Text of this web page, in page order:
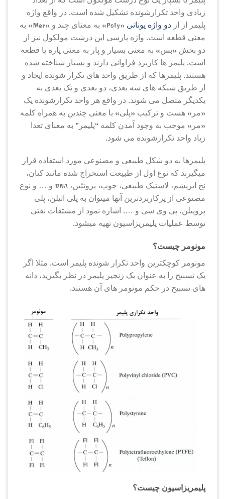
زیادی واحد تکرارشونده تشکیل شده است. در واقع واژه
پلیمر از ازدو واژه یونانی
«Poly» به معنای چند و «Mer» به
معنی قطعه است. واژه پارسی این درشت مولکول نیز از
دو بخش «بس» به معنی بسیار و پار به معنی پاره یا قطعه
است. پلیمر ها کاربرد فراوانی دارند و بسیار شناخته شده
هستند. پلیمرها که از طریق واحد های تکرار شونده ایجاد و
از طریق شبکه های سه بعدی، دو بعدی و تک بعدی به
یکدیگر متصل می شوند. در واقع هر واحد تکرارشونده یک
«مر» هست و ترکیب «پلی» با معنی چندین به همراه کلمه
«مر» موجب به وجود آمدن کلمه “پلیمر” به معنای تعدا
زیاد واحد تکرارشونده می شود.
پلیمرها به دو شکل طبیعی و مصنوعی مورد استفاده قرار
میگیرند که نوع اول از طبیعت استخراج شده مانند کتان،
نخ ابریشم، لاستیک طبیعی، چوب، پروتئین، DNA و … و نوع
مصنوعی از پرکاربردترین آنها میتوان به پلی اتیلن، پلی
پروپیلن، پی وی سی و …. اشاره نمود از مشتقات نفتی
توسط عملیات پلیمریزاسیون تهیه میشود.
مونومر چیست؟
مونومر کوچکترین واحد تکرار شونده پلیمر است. مثلا اگر
یک تسبیح را به عنوان یک زنجیر پلیمر در نظر بگیرید، دانه
های تسبیح در حکم مونومر های آن هستند.
پلیمریزاسیون چیست؟